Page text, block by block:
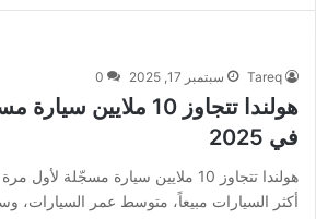
Tareq سبتمبر 17, 2025 0
هولندا تتجاوز 10
في 2025
أكثر السيارات مبيعاً، متوسط عمر السيارات،